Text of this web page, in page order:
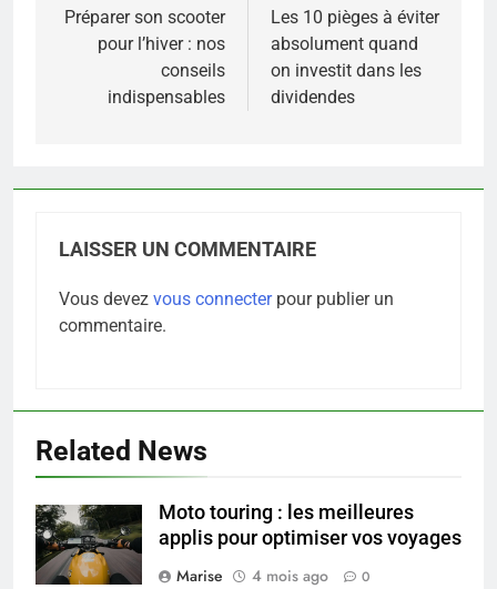
de
l’article
Préparer son scooter
pour l’hiver : nos
conseils
indispensables
Les 10 pièges à éviter
absolument quand
on investit dans les
dividendes
LAISSER UN COMMENTAIRE
Vous devez vous connecterpour publier un
commentaire.
Related News
Moto touring : les meilleures
applis pour optimiser vos voyages
Marise
4 mois ago 0
5
BIEN ÊTRE
trouver un accompagnement
sérieux à un tarif juste ?
BIEN ÊTRE